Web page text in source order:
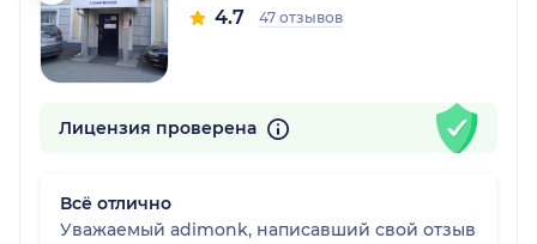
4.7 47 отзывов
Лицензия проверена
Всё отлично
Уважаемый adimonk, написавший свой отзыв